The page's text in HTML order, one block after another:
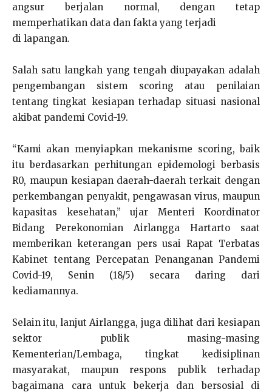
angsur berjalan normal, dengan tetap
memperhatikan data dan fakta yang terjadi
di lapangan.
Salah satu langkah yang tengah diupayakan adalah
pengembangan sistem scoring atau penilaian
tentang tingkat kesiapan terhadap situasi nasional
akibat pandemi Covid-19.
“Kami akan menyiapkan mekanisme scoring, baik
itu berdasarkan perhitungan epidemologi berbasis
R0, maupun kesiapan daerah-daerah terkait dengan
perkembangan penyakit, pengawasan virus, maupun
kapasitas kesehatan,” ujar Menteri Koordinator
Bidang Perekonomian Airlangga Hartarto saat
memberikan keterangan pers usai Rapat Terbatas
Kabinet tentang Percepatan Penanganan Pandemi
Covid-19, Senin (18/5) secara daring dari
kediamannya.
Selain itu, lanjut Airlangga, juga dilihat dari kesiapan
sektor publik masing-masing
Kementerian/Lembaga, tingkat kedisiplinan
masyarakat, maupun respons publik terhadap
bagaimana cara untuk bekerja dan bersosial di